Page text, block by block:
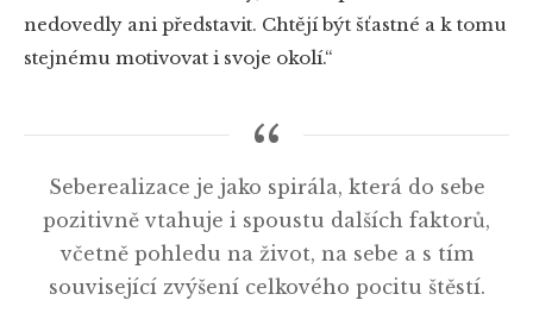
nedovedly ani představit. Chtějí být šťastné a k tomu
stejnému motivovat i svoje okolí.“
Seberealizace je jako spirála, která do sebe
pozitivně vtahuje i spoustu dalších faktorů,
včetně pohledu na život, na sebe a s tím
související zvýšení celkového pocitu štěstí.